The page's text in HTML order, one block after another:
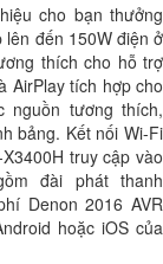
cho bạn thưởng
đến 150W điện ở
thích cho hỗ trợ
AirPlay tích hợp cho
nguồn tương thích,
bảng. Kết nối Wi-Fi
truy cập vào
đài phát thanh
Denon 2016 AVR
hoặc iOS của